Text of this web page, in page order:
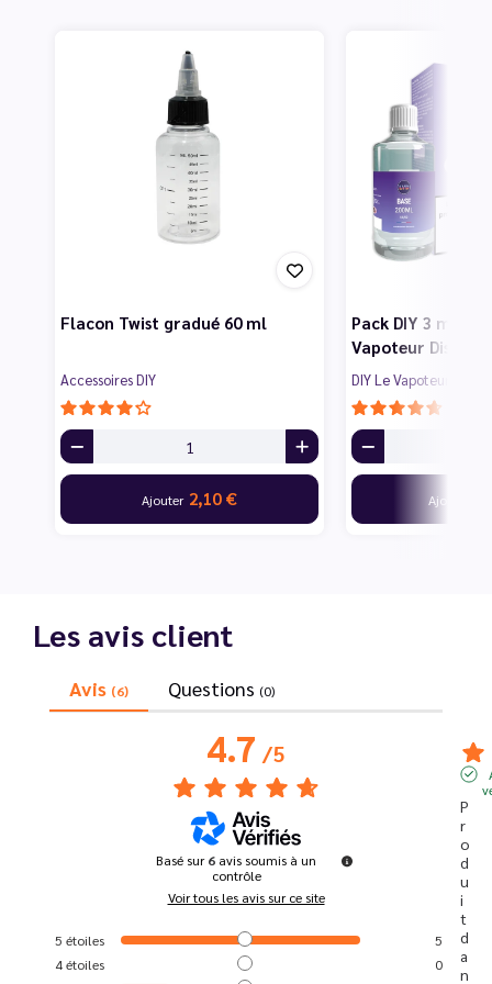
Flacon Twist gradué 60 ml
Accessoires DIY
Ajouter 2,10 €
Pack DIY 3 mg
Vapoteur
DIY Le Vapoteur
Ajouter
Les avis client
Avis (6) Questions (0)
4.7/5
Basé sur6 avis soumis à un
contrôle
Voir tous les avis sur ce site
5 étoiles
5
4étoiles
0
P
r
o
d
u
i
t
d
a
n